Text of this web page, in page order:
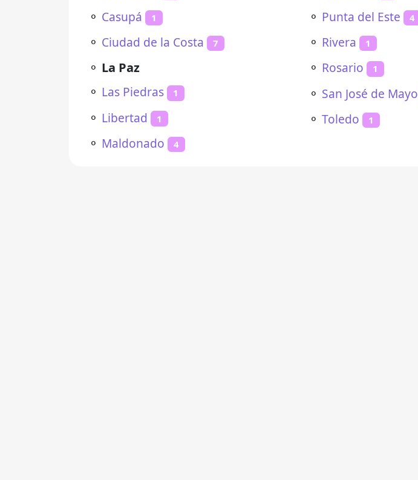
⚬ Casupá 1
⚬ Ciudad de la Costa 7
⚬ La Paz
⚬ Las Piedras 1
⚬ Libertad 1
⚬ Maldonado 4
⚬ Punta del Este 4
⚬ Rivera 1
⚬ Rosario 1
⚬ San José de Mayo
⚬ Toledo 1